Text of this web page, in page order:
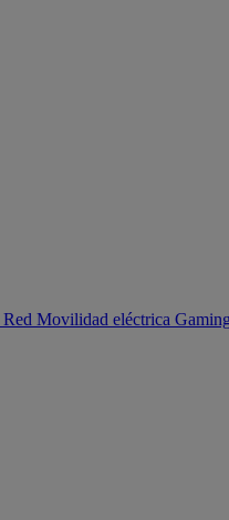
Red Movilidad eléctrica